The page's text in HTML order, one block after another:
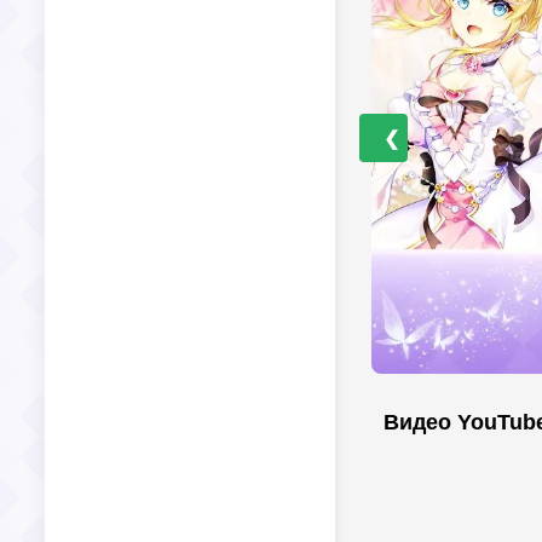
❮
Видео